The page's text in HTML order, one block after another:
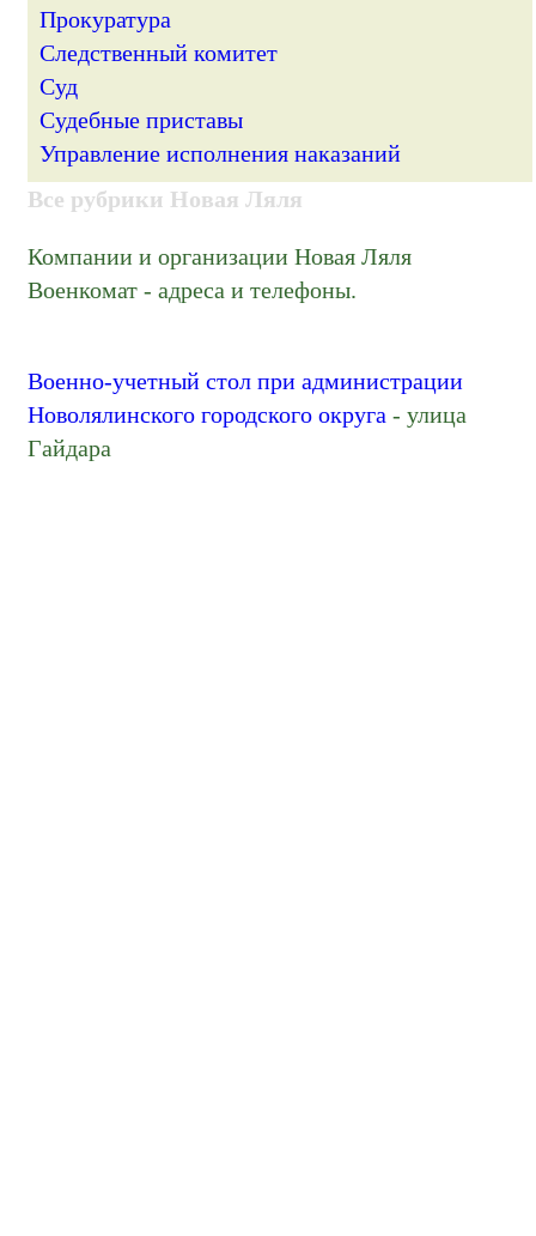
Прокуратура
Следственный комитет
Суд
Судебные приставы
Управление исполнения наказаний
Все рубрики Новая Ляля
Компании и организации Новая Ляля
Военкомат - адреса и телефоны.
Военно-учетный стол при администрации
Новолялинского городского округа - улица
Гайдара